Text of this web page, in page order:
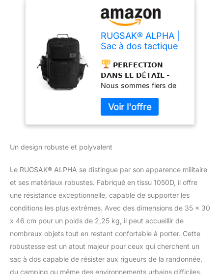
RUGSAK® ALPHA |
Sac à dos tactique
EXTREME robuste |
Sac à dos militaire |
pour le travail en
plein air la
randonnée le
camping et le
fitness | Sac à dos
& femmes
𝗣𝗘𝗥𝗙𝗘𝗖𝗧𝗜𝗢𝗡
𝗗𝗔𝗡𝗦 𝗟𝗘 𝗗É𝗧𝗔𝗜𝗟 -
Nous sommes fiers de
presque 2 ans de
développement : une
qualité incomparable
𝗣𝗢𝗨𝗥 𝗨𝗡𝗘 𝗣𝗟𝗔𝗡È𝗧𝗘
normes de qualité les
plus élevées et aux
meilleurs matériaux, ton
RUGSAK deviendra un
compagnon de longue
durée. Cela signifie
moins de consommation
𝗧𝗢𝗡 𝗗𝗢𝗦 𝗧'𝗘𝗡
𝗥𝗘𝗠𝗘𝗥𝗖𝗜𝗘𝗥𝗔 -
L'ALPHA offre une
Un design robuste et polyvalent
Le RUGSAK® ALPHA se distingue par son apparence militaire
et ses matériaux robustes. Fabriqué en tissu 1050D, il offre
une résistance exceptionnelle, capable de supporter les
conditions les plus extrêmes. Avec des dimensions de 35 x 30
x 46 cm pour un poids de 2,25 kg, il peut accueillir de
nombreux objets tout en restant confortable à porter. Cette
robustesse est un atout majeur pour ceux qui cherchent un
sac à dos capable de résister aux rigueurs de la randonnée,
du camping ou même des environnements urbains difficiles.